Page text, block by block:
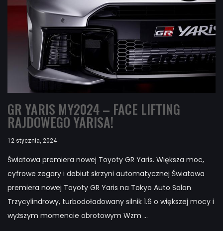
GR YARIS MY2024 – FACE LIFTING
RAJDOWEGO YARISA!
12 stycznia, 2024
Światowa premiera nowej Toyoty GR Yaris. Większa moc,
cyfrowe zegary i debiut skrzyni automatycznej Światowa
premiera nowej Toyoty GR Yaris na Tokyo Auto Salon
Trzycylindrowy, turbodoładowany silnik 1.6 o większej mocy i
wyższym momencie obrotowym Wzm ...